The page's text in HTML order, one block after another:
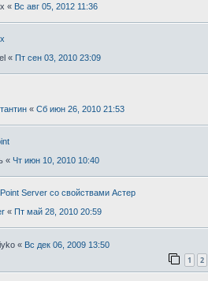
« Вс авг 05, 2012 11:36
« Пт сен 03, 2010 23:09
« Сб июн 26, 2010 21:53
« Чт июн 10, 2010 10:40
Server со свойствами Астер
« Пт май 28, 2010 20:59
« Вс дек 06, 2009 13:50
1 2